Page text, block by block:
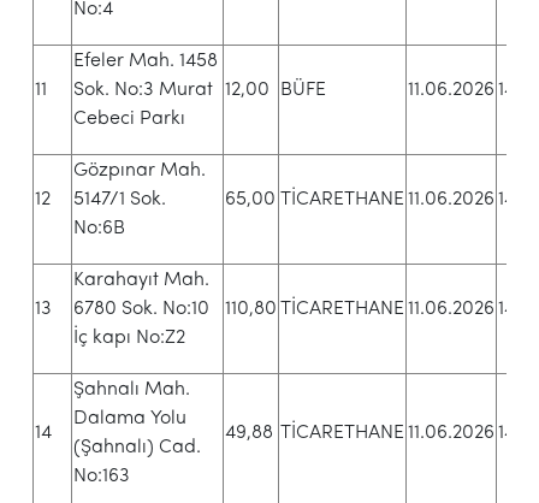
No:4
11
Efeler Mah. 1458
Sok. No:3 Murat
Cebeci Parkı
12,00 BÜFE 11.06.2026
12
Gözpınar Mah.
5147/1 Sok.
No:6B
65,00 TİCARETHANE 11.06.2026
13
Karahayıt Mah.
6780 Sok. No:10
İç kapı No:Z2
110,80 TİCARETHANE 11.06.2026
14
Şahnalı Mah.
Dalama Yolu
(Şahnalı) Cad.
No:163
49,88 TİCARETHANE 11.06.2026